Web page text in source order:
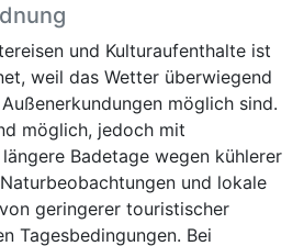
und Kulturaufenthalte ist
weil das Wetter überwiegend
möglich sind.
möglich, jedoch mit
Badetage wegen kühlerer
und lokale
geringerer touristischer
Tagesbedingungen. Bei